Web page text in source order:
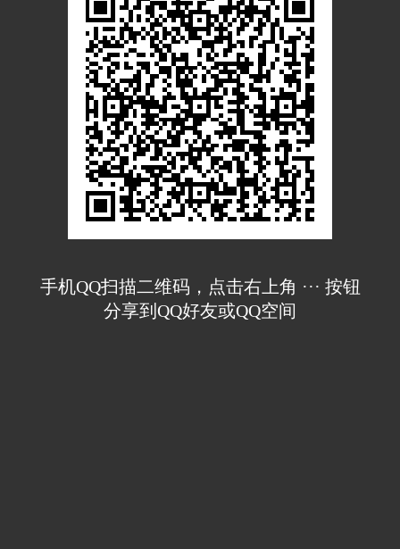
手机QQ扫描二维码，点击右上角 ··· 按钮
分享到QQ好友或QQ空间